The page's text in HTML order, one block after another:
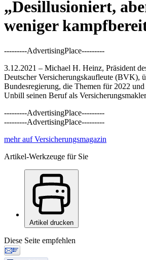
„Desillusioniert,
weniger
---------AdvertisingPlace---------
3.12.2021 – Michael H. Heinz, Präsident
Deutscher Versicherungskaufleute (BVK),
Bundesregierung, die Themen für 2022
Unbill seinen Beruf als
---------AdvertisingPlace---------
---------AdvertisingPlace---------
mehr auf Versicherungsmagazin
Artikel-Werkzeuge für Sie
Artikel drucken
Diese Seite empfehlen